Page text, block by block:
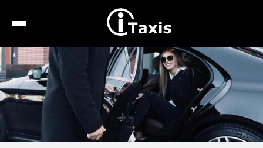
Recherche
Calcul de tarif
Taxis conventionnés
Espace pro